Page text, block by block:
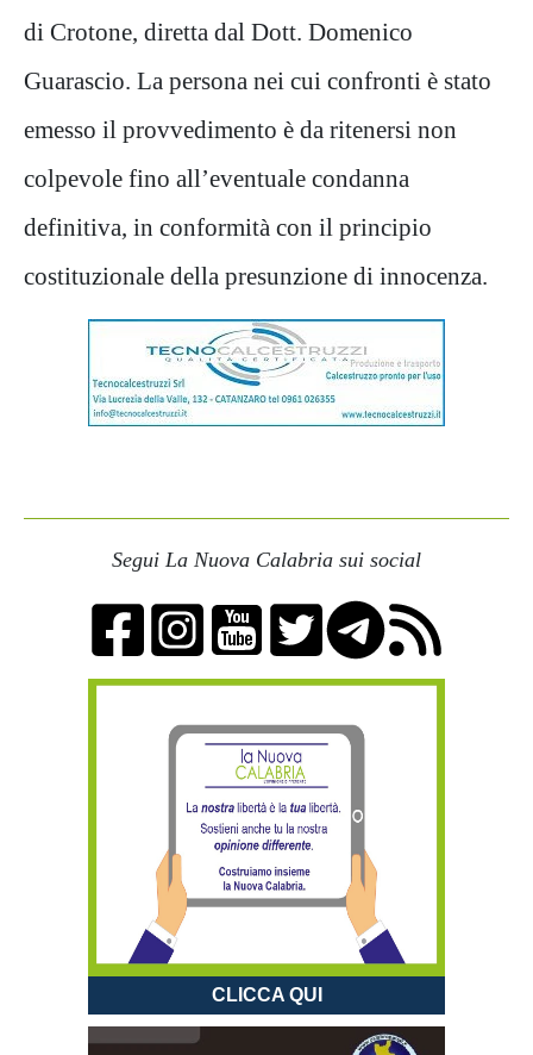
di Crotone, diretta dal Dott. Domenico
Guarascio. La persona nei cui confronti è stato
emesso il provvedimento è da ritenersi non
colpevole fino all’eventuale condanna
definitiva, in conformità con il principio
costituzionale della presunzione di innocenza.
Segui La Nuova Calabria sui social
CLICCA QUI